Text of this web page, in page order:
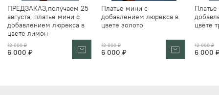
ПРЕДЗАКАЗ,получаем 25
августа, платье мини с
добавлением люрекса в
цвете лимон
12 000 ₽
6 000 ₽
Платье мини с
добавлением люрекса в
цвете золото
12 000 ₽
6 000 ₽
цвете
12 000 ₽
6 000